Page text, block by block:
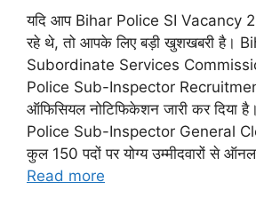
यदि आप Bihar Police SI Vacancy
रहे थे, तो आपके लिए बड़ी खुशखबरी है।
Subordinate Services
Police Sub-Inspector
ऑफिसियल नोटिफिकेशन जारी कर दिया
Police Sub-Inspector General
कुल 150 पदों पर योग्य उम्मीदवारों से
Read more